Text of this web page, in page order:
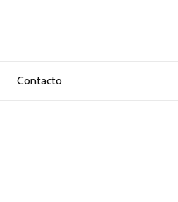
Contacto